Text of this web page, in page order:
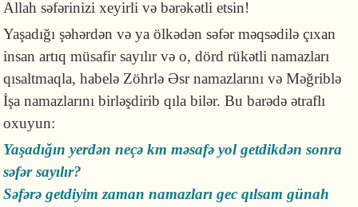
Allah səfərinizi xeyirli və bərəkətli etsin!
Yaşadığı şəhərdən və ya ölkədən səfər məqsədilə çıxan
insan artıq müsafir sayılır və o, dörd rükətli namazları
qısaltmaqla, habelə Zöhrlə Əsr namazlarını və Məğriblə
İşa namazlarını birləşdirib qıla bilər. Bu barədə ətraflı
oxuyun:
Yaşadığın yerdən neçə km məsafə yol getdikdən sonra
səfər sayılır?
Səfərə getdiyim zaman namazları gec qılsam günah